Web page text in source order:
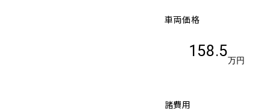
車両価格
158.5
万円
諸費用